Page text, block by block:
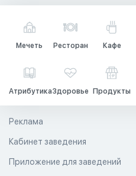
Мечеть Ресторан Кафе
АтрибутикаЗдоровье Продукты
Реклама
Кабинет заведения
Приложение для заведений